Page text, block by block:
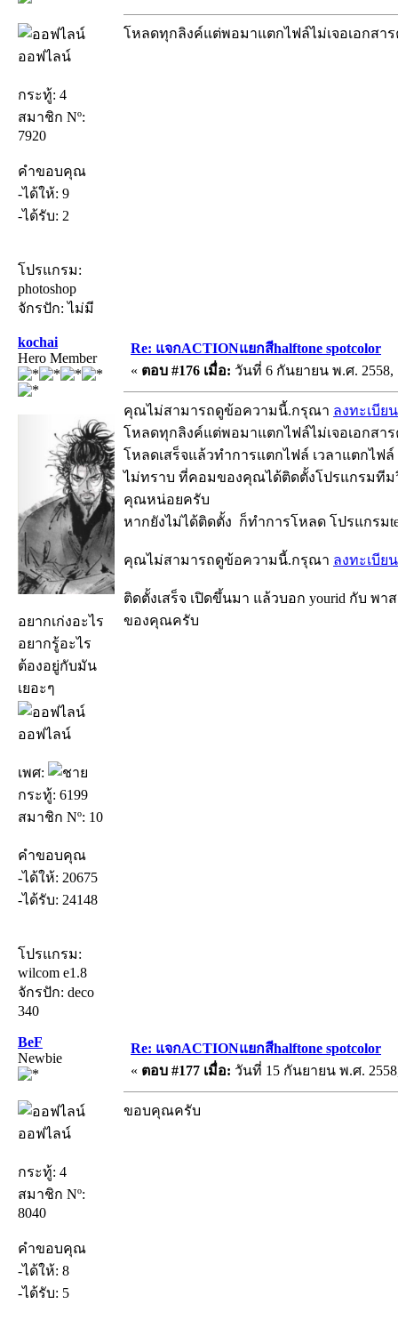
ออฟไลน์
กระทู้: 4
สมาชิก Nº:
7920
คำขอบคุณ
-ได้ให้: 9
-ได้รับ: 2
โปรแกรม:
photoshop
จักรปัก: ไม่มี
โหลดทุกลิงค์แต่พอมาแตกไฟล์ไม่เจอเอกสา
kochai
Hero Member
อยากเก่งอะไร
อยากรู้อะไร
ต้องอยู่กับมัน
เยอะๆ
ออฟไลน์
เพศ:
กระทู้: 6199
สมาชิก Nº: 10
คำขอบคุณ
-ได้ให้: 20675
-ได้รับ: 24148
โปรแกรม:
wilcom e1.8
จักรปัก: deco
340
Re: แจกACTIONแยกสีhalftone spotcolor
« ตอบ #176 เมื่อ: วันที่ 6 กันยายน พ.ศ. 2558,
คุณไม่สามารถดูข้อความนี้.กรุณา ลงทะเบียน
โหลดทุกลิงค์แต่พอมาแตกไฟล์ไม่เจอเอกสา
โหลดเสร็จแล้วทำการแตกไฟล์ เวลาแตกไฟ
ไม่ทราบ ที่คอมของคุณได้ติดตั้งโปรแกรมทีม
คุณหน่อยครับ
หากยังไม่ได้ติดตั้ง ก็ทำการโหลด โปรแกรม
คุณไม่สามารถดูข้อความนี้.กรุณา ลงทะเบียน
ติดตั้งเสร็จ เปิดขึ้นมา แล้วบอก yourid กับ พ
ของคุณครับ
BeF
Newbie
ออฟไลน์
กระทู้: 4
สมาชิก Nº:
8040
คำขอบคุณ
-ได้ให้: 8
-ได้รับ: 5
Re: แจกACTIONแยกสีhalftone spotcolor
« ตอบ #177 เมื่อ: วันที่ 15 กันยายน พ.ศ.
ขอบคุณครับ